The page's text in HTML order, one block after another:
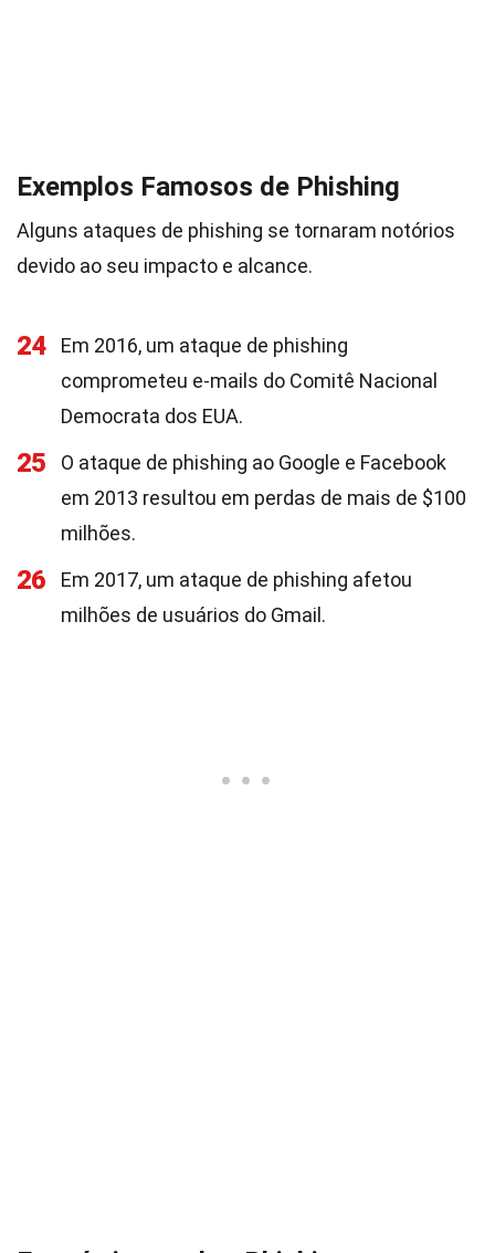
Exemplos Famosos de Phishing
Alguns ataques de phishing se tornaram notórios
devido ao seu impacto e alcance.
24
Em 2016, um ataque de phishing
comprometeu e-mails do Comitê Nacional
Democrata dos EUA.
25
O ataque de phishing ao Google e Facebook
em 2013 resultou em perdas de mais de $100
milhões.
26
Em 2017, um ataque de phishing afetou
milhões de usuários do Gmail.